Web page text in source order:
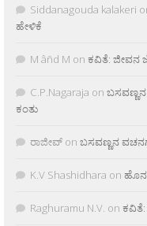
Siddanagouda kalakeri
ಹೇಳಿಕೆ
M âñd M on ಕವಿತೆ: ಜೀವನ
C.P.Nagaraja on
ಕಂತು
ರಾಜೀವ್ on ಬಸವಣ್ಣನ
K.V Shashidhara on
Raghuramu N.V. on